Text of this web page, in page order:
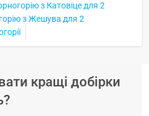
з Катовіце для 2
з Жешува для 2
кращі добірки